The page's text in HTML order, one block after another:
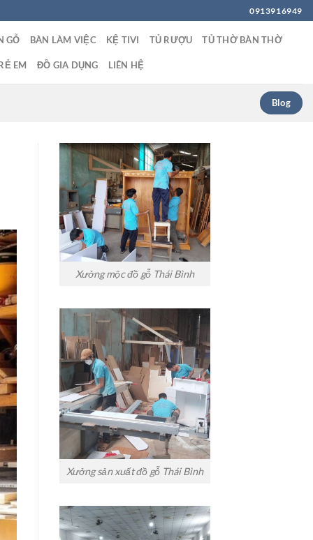
0913916949
GỖ BÀN LÀM VIỆC KỆ TIVI TỦ RƯỢU TỦ THỜ BÀN THỜ
EM ĐỒ GIA DỤNG LIÊN HỆ
Blog
Xưởng mộc đồ gỗ Thái Bình
Xưởng sản xuất đồ gỗ Thái Bình